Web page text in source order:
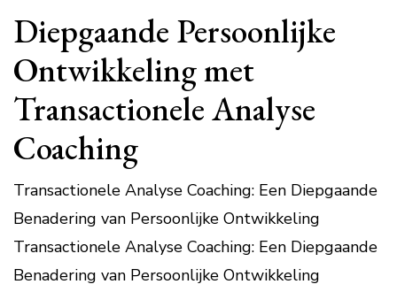
Diepgaande Persoonlijke
Ontwikkeling met
Transactionele Analyse
Coaching
Transactionele Analyse Coaching: Een Diepgaande
Benadering van Persoonlijke Ontwikkeling
Transactionele Analyse Coaching: Een Diepgaande
Benadering van Persoonlijke Ontwikkeling